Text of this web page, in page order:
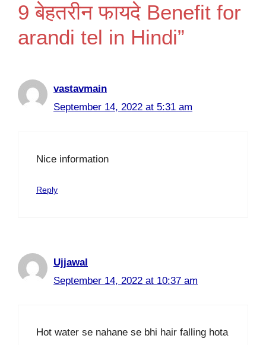
9 बेहतरीन फायदे Benefit for
arandi tel in Hindi”
vastavmain
September 14, 2022 at 5:31 am
Nice information
Reply
Ujjawal
September 14, 2022 at 10:37 am
Hot water se nahane se bhi hair falling hota